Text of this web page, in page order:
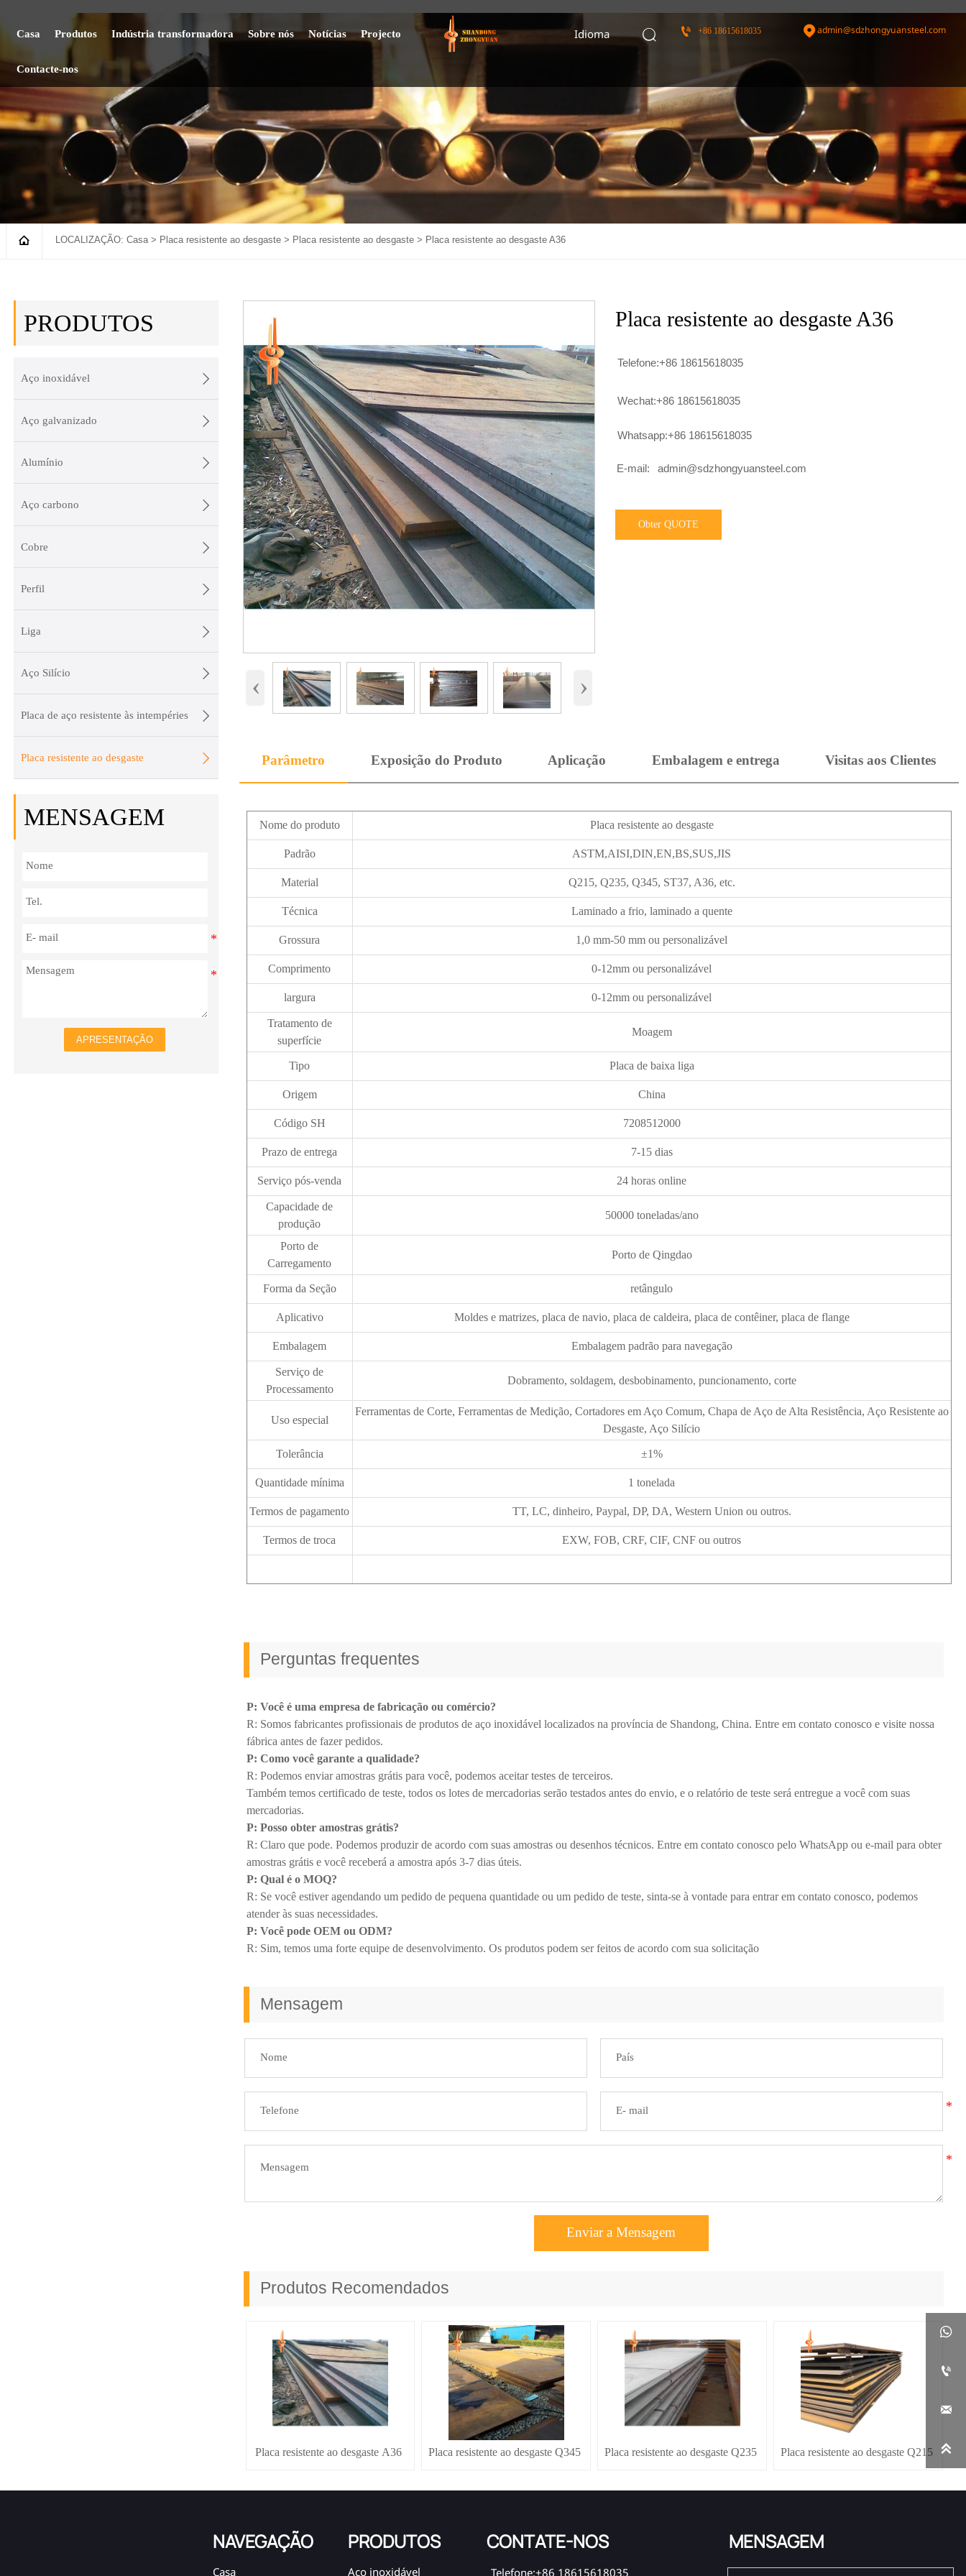
Casa Produtos Indústria transformadora Sobre nós Notícias Projecto
Contacte-nos
Idioma   +86 18615618035 admin@sdzhongyuansteel.com
 LOCALIZAÇÃO:Casa> Placa resistente ao desgaste > Placa resistente ao desgaste > Placa resistente ao desgaste A36
PRODUTOS
Aço inoxidável 
Aço galvanizado 
Alumínio 
Aço carbono 
Cobre 
Perfil 
Liga 
Aço Silício 
Placa de aço resistente às intempéries 
Placa resistente ao desgaste 
MENSAGEM
APRESENTAÇÃO
‹ ›
Placa resistente ao desgaste A36
Telefone:+86 18615618035
Wechat:+86 18615618035
Whatsapp:+86 18615618035
E-mail: admin@sdzhongyuansteel.com
Obter QUOTE
Parâmetro Exposição do Produto Aplicação Embalagem e entrega Visitas aos Clientes
Nome do produto Placa resistente ao desgaste
Padrão ASTM,AISI,DIN,EN,BS,SUS,JIS
Material Q215, Q235, Q345, ST37, A36, etc.
Técnica Laminado a frio, laminado a quente
Grossura 1,0 mm-50 mm ou personalizável
Comprimento 0-12mm ou personalizável
largura 0-12mm ou personalizável
Tratamento de
superfície
Moagem
Tipo Placa de baixa liga
Origem China
Código SH 7208512000
Prazo de entrega 7-15 dias
Serviço pós-venda 24 horas online
Capacidade de
produção
50000 toneladas/ano
Porto de
Carregamento
Porto de Qingdao
Forma da Seção retângulo
Aplicativo Moldes e matrizes, placa de navio, placa de caldeira, placa de contêiner, placa de flange
Embalagem Embalagem padrão para navegação
Serviço de
Processamento
Dobramento, soldagem, desbobinamento, puncionamento, corte
Uso especial
Ferramentas de Corte, Ferramentas de Medição, Cortadores em Aço Comum, Chapa de Aço de Alta Resistência, Aço Resistente ao
Desgaste, Aço Silício
Tolerância ±1%
Quantidade mínima 1 tonelada
Termos de pagamento TT, LC, dinheiro, Paypal, DP, DA, Western Union ou outros.
Termos de troca EXW, FOB, CRF, CIF, CNF ou outros
Perguntas frequentes
P: Você é uma empresa de fabricação ou comércio?
R: Somos fabricantes profissionais de produtos de aço inoxidável localizados na província de Shandong, China. Entre em contato conosco e visite nossa
fábrica antes de fazer pedidos.
P: Como você garante a qualidade?
R: Podemos enviar amostras grátis para você, podemos aceitar testes de terceiros.
Também temos certificado de teste, todos os lotes de mercadorias serão testados antes do envio, e o relatório de teste será entregue a você com suas
mercadorias.
P: Posso obter amostras grátis?
R: Claro que pode. Podemos produzir de acordo com suas amostras ou desenhos técnicos. Entre em contato conosco pelo WhatsApp ou e-mail para obter
amostras grátis e você receberá a amostra após 3-7 dias úteis.
P: Qual é o MOQ?
R: Se você estiver agendando um pedido de pequena quantidade ou um pedido de teste, sinta-se à vontade para entrar em contato conosco, podemos
atender às suas necessidades.
P: Você pode OEM ou ODM?
R: Sim, temos uma forte equipe de desenvolvimento. Os produtos podem ser feitos de acordo com sua solicitação
Mensagem
Enviar a Mensagem
Produtos Recomendados
Placa resistente ao desgaste A36 Placa resistente ao desgaste Q345 Placa resistente ao desgaste Q235 Placa resistente ao desgaste Q215
NAVEGAÇÃO
Casa
PRODUTOS
Aço inoxidável
CONTATE-NOS
Telefone:+86 18615618035
MENSAGEM



